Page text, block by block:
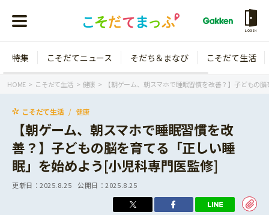
LOGIN
年齢から探す
3歳
特集 こそだてニュース そだち＆まなび こそだて生活
HOME こそだて生活 健康 【朝ゲーム、朝スマホで睡眠習慣を改善？】子どもの
こそだて生活 健康
【朝ゲーム、朝スマホで睡眠習慣を改
善？】子どもの脳を育てる「正しい睡
眠」を始めよう[小児科専門医監修]
更新日：2025.8.25 公開日：2025.8.25